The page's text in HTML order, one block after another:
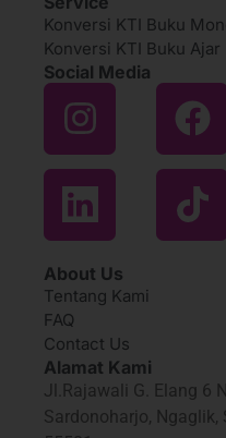
Konversi KTI Buku
Konversi KTI Buku Ajar
Social Media
About Us
Tentang Kami
FAQ
Contact Us
Alamat Kami
Jl.Rajawali G. Elang 6
Sardonoharjo, Ngaglik,